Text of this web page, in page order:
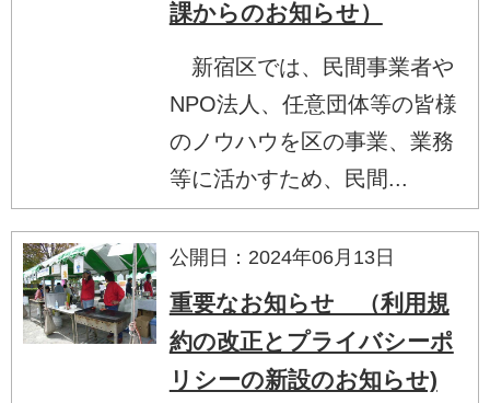
課からのお知らせ）
新宿区では、民間事業者や
NPO法人、任意団体等の皆様
のノウハウを区の事業、業務
等に活かすため、民間...
公開日：2024年06月13日
重要なお知らせ （利用規
約の改正とプライバシーポ
リシーの新設のお知らせ)